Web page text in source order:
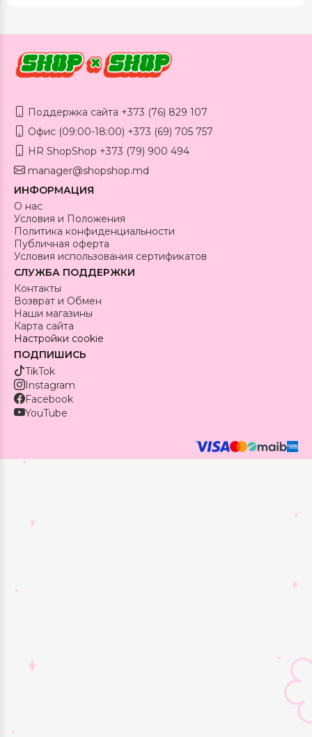
Поддержка сайта +373 (76) 829 107
Офис (09:00-18:00) +373 (69) 705 757
HR ShopShop +373 (79) 900 494
manager@shopshop.md
ИНФОРМАЦИЯ
О нас
Условия и Положения
Политика конфиденциальности
Публичная оферта
Условия использования сертификатов
СЛУЖБА ПОДДЕРЖКИ
Контакты
Возврат и Обмен
Наши магазины
Карта сайта
Настройки cookie
ПОДПИШИСЬ
TikTok
Instagram
Facebook
YouTube